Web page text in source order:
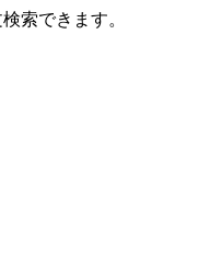
索できます。